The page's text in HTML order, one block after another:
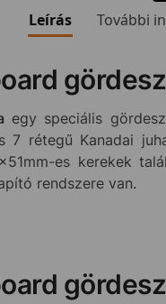
Leírás További
egy speciális
7 rétegű Kanadai
es kerekek
rendszere van.